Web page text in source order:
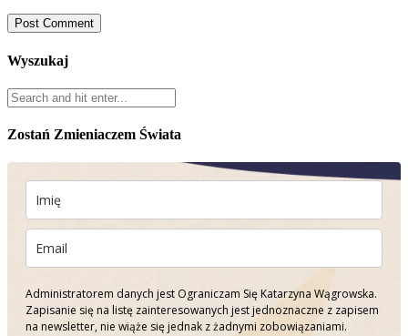
Wyszukaj
Zostań Zmieniaczem Świata
Administratorem danych jest Ograniczam Się Katarzyna Wągrowska.
Zapisanie się na listę zainteresowanych jest jednoznaczne z zapisem
na newsletter, nie wiąże się jednak z żadnymi zobowiązaniami.